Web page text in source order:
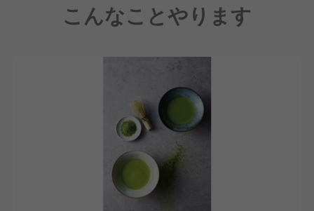
当店では現在、職場環境の改善を進めています。
勤務時間も年々短縮傾向にあり、スタッフの定着率も
今後もより良い職場づくりのために努めてまいりま
キャリアに関しても店長やキッチン長、ブランドマネ
ージャーなどしっかりと上を目指していけますし、そ
のための成長の場を提供していきます！
また、運営元は当店だけではなく、さまざまなスタイ
ルのカフェやレストランを運営していますので、ブラ
ンド間の異動も可能です！
こんなことやります